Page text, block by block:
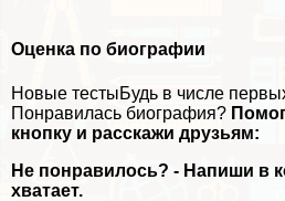
Оценка по биографии
Новые тестыБудь в числе
Понравилась биография?
кнопку и расскажи друзьям:
Не понравилось? - Напиши в
хватает.